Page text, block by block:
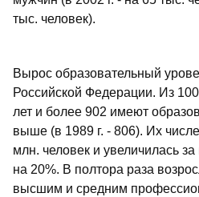
тыс. человек).
Вырос образовательный
Российской Федерации. Из
лет и более 902 имеют
выше (в 1989 г. - 806). Их
млн. человек и увеличилась
на 20%. В полтора раза
высшим и средним